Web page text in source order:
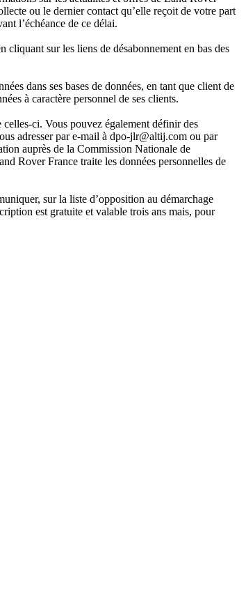
Personnalisez vos préférences pour
ou le dernier contact qu’elle reçoit de votre part
l’échéance de ce délai.
sur les liens de désabonnement en bas des
dans ses bases de données, en tant que client de
à caractère personnel de ses clients.
ci. Vous pouvez également définir des
adresser par e-mail à dpo-jlr@altij.com ou par
auprès de la Commission Nationale de
Rover France traite les données personnelles de
sur la liste d’opposition au démarchage
est gratuite et valable trois ans mais, pour